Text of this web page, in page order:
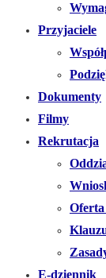
Przyjaciele
Dokumenty
Filmy
Rekrutacja
E-dziennik